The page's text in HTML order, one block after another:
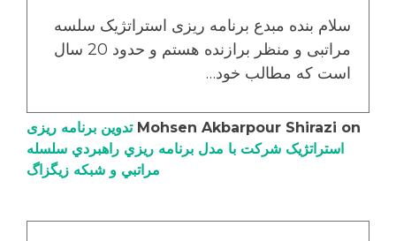
سلام بنده مبدع برنامه ریزی استراتژیک سلسه
مراتبی و منظر برازنده هستم و حدود 20 سال
است که مطالب خود…
Mohsen Akbarpour Shirazi on
تدوین برنامه ریزی
استراتژیک شرکت با مدل برنامه ریزي راهبردي سلسله
مراتبي و شبکه زیگزاگ